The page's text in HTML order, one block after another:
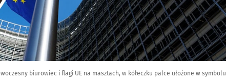
biurowiec i flagi UE na masztach, w kółeczku palce ułożone w symbolu